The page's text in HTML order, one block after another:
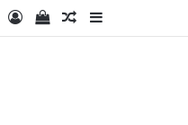
Log InView your
Random Article
Sidebar